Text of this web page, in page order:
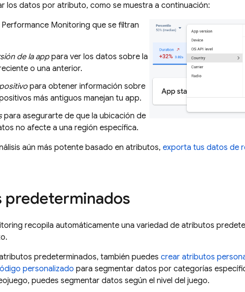
los datos por atributo, como se muestra a continuación:
Monitoring que se filtran
de la apppara ver los datos sobre la
o una anterior.
para obtener información sobre
más antiguos manejan tu app.
para asegurarte de que la ubicación de
no afecte a una región específica.
aún más potente basado en atributos, exporta tus datos de
recopila automáticamente una variedad de atributos
predeterminados, también puedes crear atributos
personalizado para segmentar datos por categorías
puedes segmentar datos según el nivel del juego.